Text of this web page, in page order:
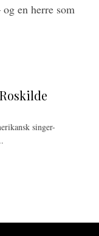
en herre som
singer-